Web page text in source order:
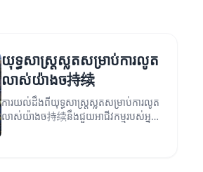
យុទ្ធសាស្ត្រស្លតសម្រាប់ការលូត
លាស់យ៉ាងច持续
ការយល់ដឹងពីយុទ្ធសាស្ត្រស្លតសម្រាប់ការលូត
លាស់យ៉ាងច持续នឹងជួយអាជីវកម្មរបស់អ្នក
ឱ្យមានភាពជោគជ័យ។